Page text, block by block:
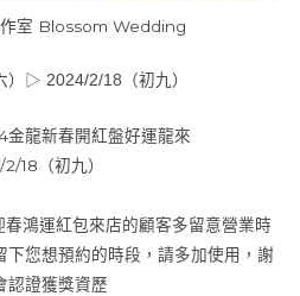
作室 Blossom Wedding
）▷ 2024/2/18（初九）
龍新春開紅盤好運龍來
18（初九）
鴻運紅包來店的顧客多留意營業時
下您想預約的時段，請多加使用，謝
認證獲獎資歷